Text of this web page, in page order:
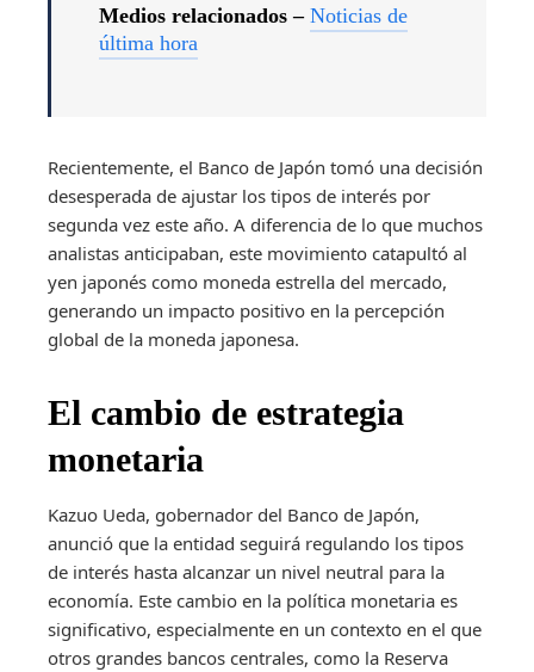
Medios relacionados – Noticias de
última hora
Recientemente, el Banco de Japón tomó una decisión
desesperada de ajustar los tipos de interés por
segunda vez este año. A diferencia de lo que muchos
analistas anticipaban, este movimiento catapultó al
yen japonés como moneda estrella del mercado,
generando un impacto positivo en la percepción
global de la moneda japonesa.
El cambio de estrategia
monetaria
Kazuo Ueda, gobernador del Banco de Japón,
anunció que la entidad seguirá regulando los tipos
de interés hasta alcanzar un nivel neutral para la
economía. Este cambio en la política monetaria es
significativo, especialmente en un contexto en el que
otros grandes bancos centrales, como la Reserva